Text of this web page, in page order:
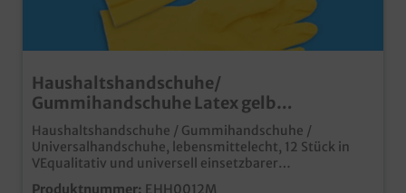
Haushaltshandschuhe/
Gummihandschuhe Latex gelb
lebensmittelecht 12St. versch. Größen
wählbar
Haushaltshandschuhe / Gummihandschuhe /
Universalhandschuhe, lebensmittelecht, 12 Stück in
VEqualitativ und universell einsetzbarer
Gummihandschuhauch für den Umgang mit
Produktnummer: EHH0012M